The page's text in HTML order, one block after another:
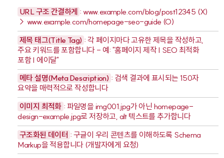
URL 구조 간결하게 : www.example.com/blog/post12345 (X)
→ www.example.com/homepage-seo-guide (O)
제목 태그(Title Tag) : 각 페이지마다 고유한 제목을 작성하고,
주요 키워드를 포함합니다 - 예: "홈페이지 제작 | SEO 최적화
포함 | 에이달"
메타 설명(Meta Description) : 검색 결과에 표시되는 150자
요약을 매력적으로 작성합니다
이미지 최적화 : 파일명을 img001.jpg가 아닌 homepage-
design-example.jpg로 저장하고, alt 텍스트를 추가합니다
구조화된 데이터 : 구글이 우리 콘텐츠를 이해하도록 Schema
Markup을 적용합니다 (개발자에게 요청)